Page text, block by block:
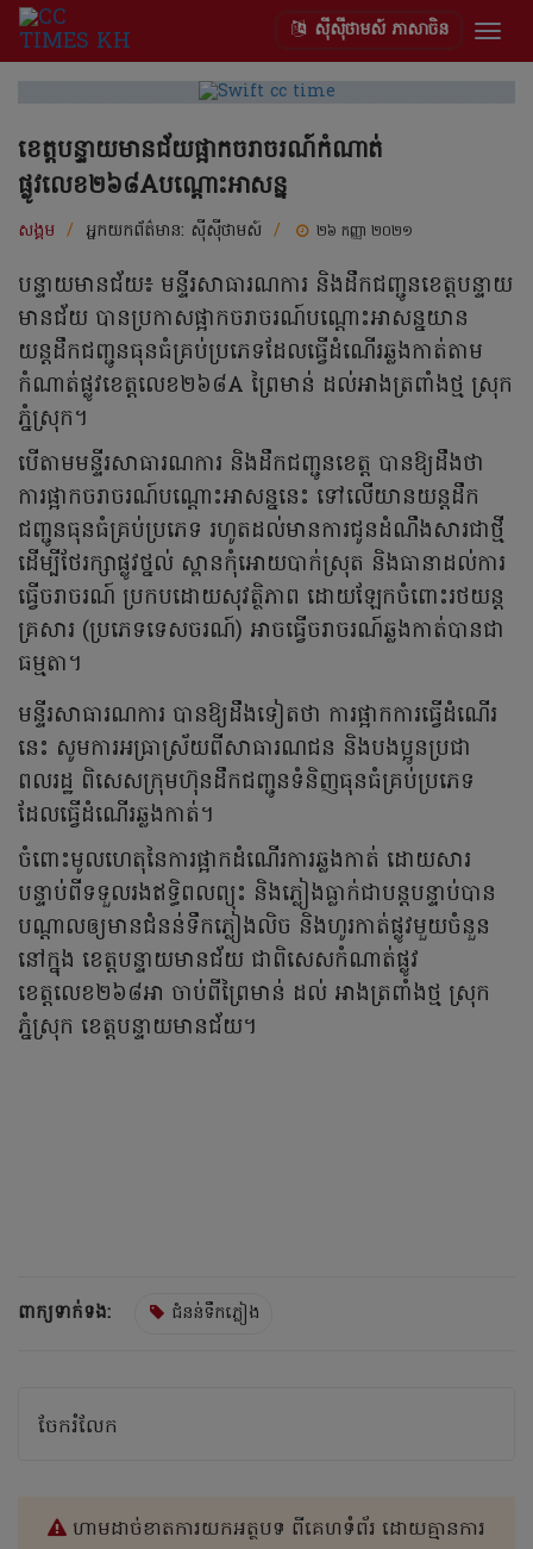
ស៊ីស៊ីថាមស៍ ភាសាចិន
ខេត្តបន្ទាយមានជ័យផ្អាកចរាចរណ៍កំណាត់
ផ្លូវលេខ២៦៨Aបណ្តោះអាសន្ន
សង្គម / អ្នកយកព័ត៌មាន: ស៊ីស៊ីថាមស៍ / ២៦ កញ្ញា ២០២១
បន្ទាយមានជ័យ៖ មន្ទីរសាធារណការ និងដឹកជញ្ជូនខេត្តបន្ទាយ
មានជ័យ បានប្រកាសផ្អាកចរាចរណ៍បណ្តោះអាសន្នយាន
យន្តដឹកជញ្ជូនធុនធំគ្រប់ប្រភេទដែលធ្វើដំណើរឆ្លងកាត់តាម
កំណាត់ផ្លូវខេត្តលេខ២៦៨A ព្រៃមាន់ ដល់អាងត្រពាំងថ្ម ស្រុក
ភ្នំស្រុក។
បើតាមមន្ទីរសាធារណការ និងដឹកជញ្ជូនខេត្ត បានឱ្យដឹងថា
ការផ្អាកចរាចរណ៍បណ្តោះអាសន្ននេះ ទៅលើយានយន្តដឹក
ជញ្ជូនធុនធំគ្រប់ប្រភេទ រហូតដល់មានការជូនដំណឹងសារជាថ្មី
ដើម្បីថែរក្សាផ្លូវថ្នល់ ស្ពានកុំអោយបាក់ស្រុត និងធានាដល់ការ
ធ្វើចរាចរណ៍ ប្រកបដោយសុវត្ថិភាព ដោយឡែកចំពោះរថយន្ត
គ្រសារ (ប្រភេទទេសចរណ៍) អាចធ្វើចរាចរណ៍ឆ្លងកាត់បានជា
ធម្មតា។
មន្ទីរសាធារណការ បានឱ្យដឹងទៀតថា ការផ្អាកការធ្វើដំណើរ
នេះ សូមការអធ្រាស្រ័យពីសាធារណជន និងបងប្អូនប្រជា
ពលរដ្ឋ ពិសេសក្រុមហ៊ុនដឹកជញ្ជូនទំនិញធុនធំគ្រប់ប្រភេទ
ដែលធ្វើដំណើរឆ្លងកាត់។
ចំពោះមូលហេតុនៃការផ្អាកដំណើរការឆ្លងកាត់ ដោយសារ
បន្ទាប់ពីទទួលរងឥទ្ធិពលព្យុះ និងភ្លៀងធ្លាក់ជាបន្តបន្ទាប់បាន
បណ្តាលឲ្យមានជំនន់ទឹកភ្លៀងលិច និងហូរកាត់ផ្លូវមួយចំនួន
នៅក្នុង ខេត្តបន្ទាយមានជ័យ ជាពិសេសកំណាត់ផ្លូវ
ខេត្តលេខ២៦៨អា ចាប់ពីព្រៃមាន់ ដល់ អាងត្រពាំងថ្ម ស្រុក
ភ្នំស្រុក ខេត្តបន្ទាយមានជ័យ។
ពាក្យទាក់ទង: ជំនន់ទឹកភ្លៀង
ចែករំលែក
ហាមដាច់ខាតការយកអត្ថបទ ពីគេហទំព័រ ដោយគ្មានការ